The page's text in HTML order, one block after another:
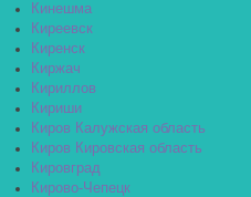
Кинешма
Киреевск
Киренск
Киржач
Кириллов
Кириши
Киров Калужская область
Киров Кировская область
Кировград
Кирово-Чепецк